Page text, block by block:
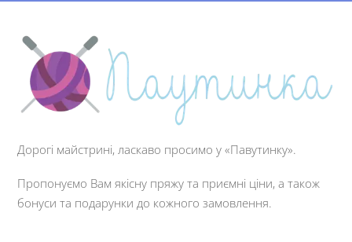
Дорогі майстрині, ласкаво просимо у «Павутинку».
Пропонуємо Вам якісну пряжу та приємні ціни, а також
бонуси та подарунки до кожного замовлення.